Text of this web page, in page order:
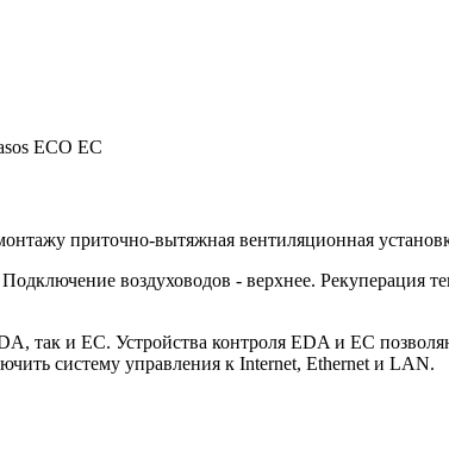
ECO EC
приточно-вытяжная вентиляционная
воздуховодов - верхнее. Рекуперация
так и EC. Устройства контроля EDA и EC
систему управления к Internet, Ethernet и LAN.